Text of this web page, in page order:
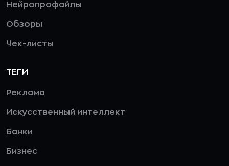
Нейропрофайлы
Обзоры
Чек-листы
ТЕГИ
Реклама
Искусственный интеллект
Банки
Бизнес